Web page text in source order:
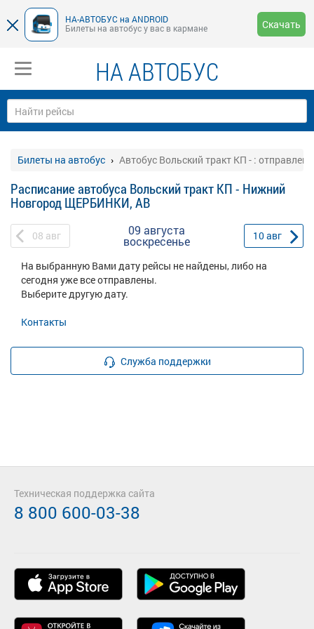
НА-АВТОБУС на ANDROID
Билеты на автобус у вас в кармане
Скачать
НА АВТОБУС
Билеты на автобус Автобус Вольский тракт КП - :
Расписание автобуса Вольский тракт КП - Нижний
Новгород ЩЕРБИНКИ, АВ
08 авг 09 августа
воскресенье 10авг
На выбранную Вами дату рейсы не найдены, либо на
сегодня уже все отправлены.
Выберите другую дату.
Контакты
Служба поддержки
Техническая поддержка сайта
8 800 600-03-38